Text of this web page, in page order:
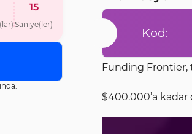
14
Saniye(ler)
Kod:
Funding Frontier,
$400.000’a